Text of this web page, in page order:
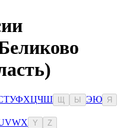
ТУФХЦЧШ Ы ЭЮ Я
VWX Y Z